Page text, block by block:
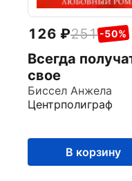
126 251 -50%
Всегда
свое
Биссел Анжела
Центрполиграф
В корзину